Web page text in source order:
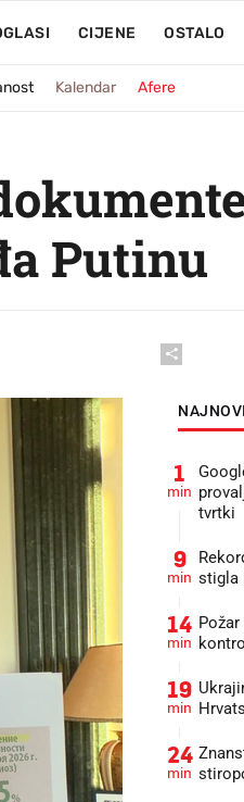
CIJENE OSTALO
Kalendar Afere
Putinu
1
min
tvrtki
9
min stigla
14
min
19
min
24
min